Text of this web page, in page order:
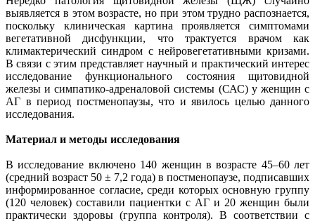
выявляется в этом возрасте, но при этом трудно распознается,
поскольку клиническая картина проявляется симптомами
вегетативной дисфункции, что трактуется врачом как
климактерический синдром с нейровегетативными кризами.
В связи с этим представляет научный и практический интерес
исследование функционального состояния щитовидной
железы и симпатико-адреналовой системы (САС) у женщин с
АГ в период постменопаузы, что и явилось целью данного
исследования.
Материал и методы исследования
В исследование включено 140 женщин в возрасте 45–60 лет
(средний возраст 50 ± 7,2 года) в постменопаузе, подписавших
информированное согласие, среди которых основную группу
(120 человек) составили пациентки с АГ и 20 женщин были
практически здоровы (группа контроля). В соответствии с